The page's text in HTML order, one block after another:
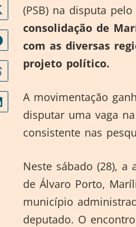
(PSB) na disputa
consolidação de
com as diversas
projeto político.
A movimentação
disputar uma vaga
consistente nas
Neste sábado (28),
de Álvaro Porto,
município
deputado. O